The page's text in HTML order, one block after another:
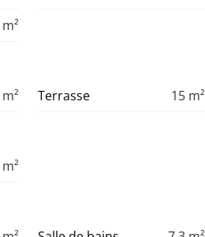
m²
m² Terrasse 15 m²
m²